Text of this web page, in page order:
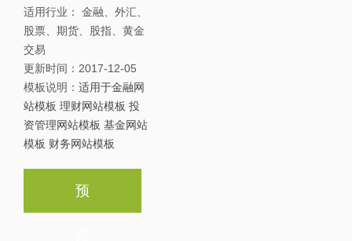
适用行业： 金融、外汇、
股票、期货、股指、黄金
交易
更新时间： 2017-12-05
模板说明： 适用于金融网
站模板 理财网站模板 投
资管理网站模板 基金网站
模板 财务网站模板
预